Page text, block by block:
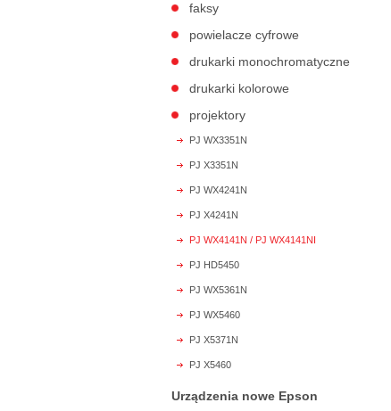
faksy
powielacze cyfrowe
drukarki monochromatyczne
drukarki kolorowe
projektory
PJ WX3351N
PJ X3351N
PJ WX4241N
PJ X4241N
PJ WX4141N / PJ WX4141NI
PJ HD5450
PJ WX5361N
PJ WX5460
PJ X5371N
PJ X5460
Urządzenia nowe Epson